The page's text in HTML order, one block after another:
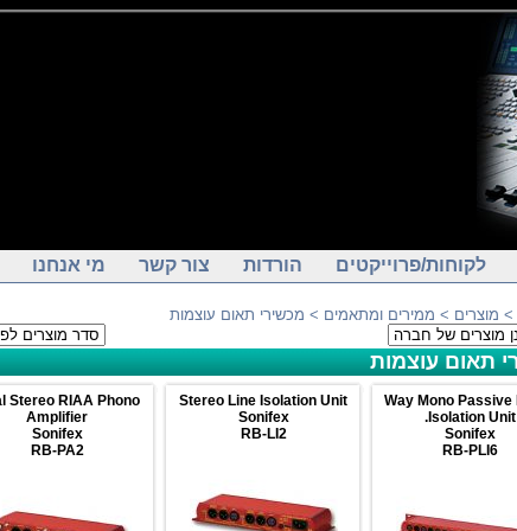
לקוחות/פרוייקטים הורדות צור קשר מי אנחנו
> מוצרים > ממירים ומתאמים > מכשירי תאום עוצמות
תאום עוצמות
6 Way Mono Passive
Isolation Unit.
Sonifex
RB-PLI6
Stereo Line Isolation Unit
Sonifex
RB-LI2
Stereo RIAA Phono
Amplifier
Sonifex
RB-PA2